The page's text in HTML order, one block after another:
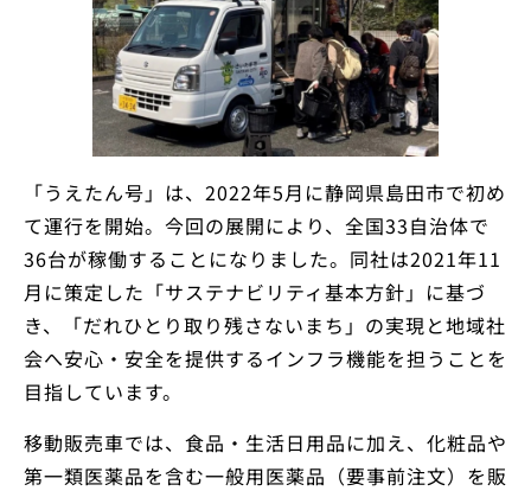
「うえたん号」は、2022年5月に静岡県島田市で初め
て運行を開始。今回の展開により、全国33自治体で
36台が稼働することになりました。同社は2021年11
月に策定した「サステナビリティ基本方針」に基づ
き、「だれひとり取り残さないまち」の実現と地域社
会へ安心・安全を提供するインフラ機能を担うことを
目指しています。
移動販売車では、食品・生活日用品に加え、化粧品や
第一類医薬品を含む一般用医薬品（要事前注文）を販